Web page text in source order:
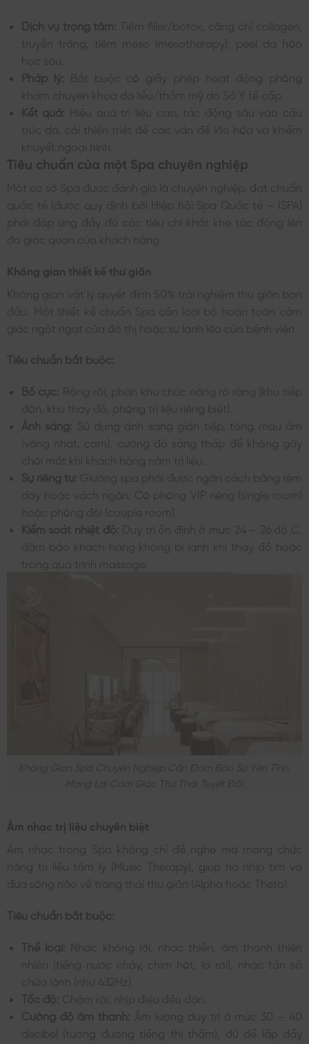
Dịch vụ trọng tâm: Tiêm filler/botox, căng chỉ collagen,
truyền trắng, tiêm meso (mesotherapy), peel da hóa
học sâu.
Pháp lý: Bắt buộc có giấy phép hoạt động phòng
khám chuyên khoa da liễu/thẩm mỹ do Sở Y tế cấp.
Kết quả: Hiệu quả trị liệu cao, tác động sâu vào cấu
trúc da, cải thiện triệt để các vấn đề lão hóa và khiếm
khuyết ngoại hình.
Tiêu chuẩn của một Spa chuyên nghiệp
Một cơ sở Spa được đánh giá là chuyên nghiệp, đạt chuẩn
quốc tế (được quy định bởi Hiệp hội Spa Quốc tế – ISPA)
phải đáp ứng đầy đủ các tiêu chí khắt khe tác động lên
đa giác quan của khách hàng.
Không gian thiết kế thư giãn
Không gian vật lý quyết định 50% trải nghiệm thư giãn ban
đầu. Một thiết kế chuẩn Spa cần loại bỏ hoàn toàn cảm
giác ngột ngạt của đô thị hoặc sự lạnh lẽo của bệnh viện.
Tiêu chuẩn bắt buộc:
Bố cục: Rộng rãi, phân khu chức năng rõ ràng (khu tiếp
đón, khu thay đồ, phòng trị liệu riêng biệt).
Ánh sáng: Sử dụng ánh sáng gián tiếp, tông màu ấm
(vàng nhạt, cam), cường độ sáng thấp để không gây
chói mắt khi khách hàng nằm trị liệu.
Sự riêng tư: Giường spa phải được ngăn cách bằng rèm
dày hoặc vách ngăn. Có phòng VIP riêng (single room)
hoặc phòng đôi (couple room).
Kiểm soát nhiệt độ: Duy trì ổn định ở mức 24 – 26 độ C,
đảm bảo khách hàng không bị lạnh khi thay đồ hoặc
trong quá trình massage.
Không Gian Spa Chuyên Nghiệp Cần Đảm Bảo Sự Yên Tĩnh,
Mang Lại Cảm Giác Thư Thái Tuyệt Đối.
Âm nhạc trị liệu chuyên biệt
Âm nhạc trong Spa không chỉ để nghe mà mang chức
năng trị liệu tâm lý (Music Therapy), giúp hạ nhịp tim và
đưa sóng não về trạng thái thư giãn (Alpha hoặc Theta).
Tiêu chuẩn bắt buộc:
Thể loại: Nhạc không lời, nhạc thiền, âm thanh thiên
nhiên (tiếng nước chảy, chim hót, lá rơi), nhạc tần số
chữa lành (như 432Hz).
Tốc độ: Chậm rãi, nhịp điệu đều đặn.
Cường độ âm thanh: Âm lượng duy trì ở mức 30 – 40
decibel (tương đương tiếng thì thầm), đủ để lấp đầy